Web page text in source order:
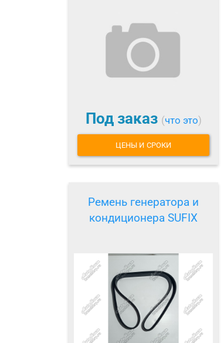
Под заказ (что это)
ЦЕНЫ И СРОКИ
Ремень генератора и
кондиционера SUFIX